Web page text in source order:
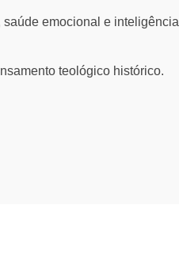
emocional e inteligência
teológico histórico.